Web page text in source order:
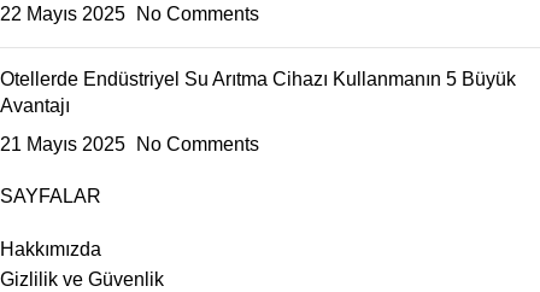
22 Mayıs 2025
No Comments
Otellerde Endüstriyel Su Arıtma Cihazı Kullanmanın 5 Büyük
Avantajı
21 Mayıs 2025
No Comments
SAYFALAR
Hakkımızda
Gizlilik ve Güvenlik